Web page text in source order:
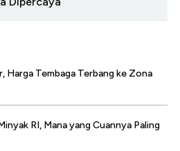
Harga Tembaga Terbang ke Zona
RI, Mana yang Cuannya Paling